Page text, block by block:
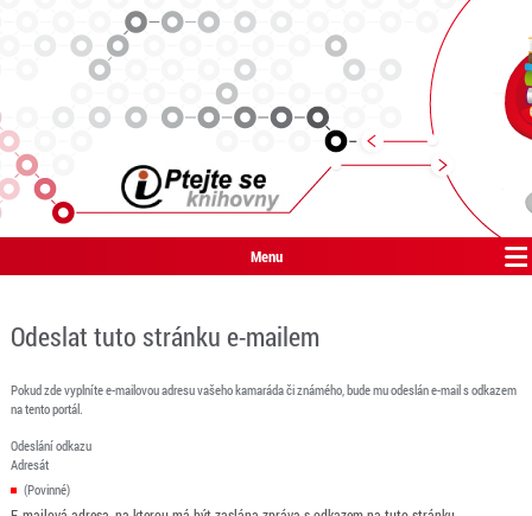
Menu
Odeslat tuto stránku e-mailem
Pokud zde vyplníte e-mailovou adresu vašeho kamaráda či známého, bude mu odeslán e-mail s odkazem
na tento portál.
Odeslání odkazu
Adresát
(Povinné)